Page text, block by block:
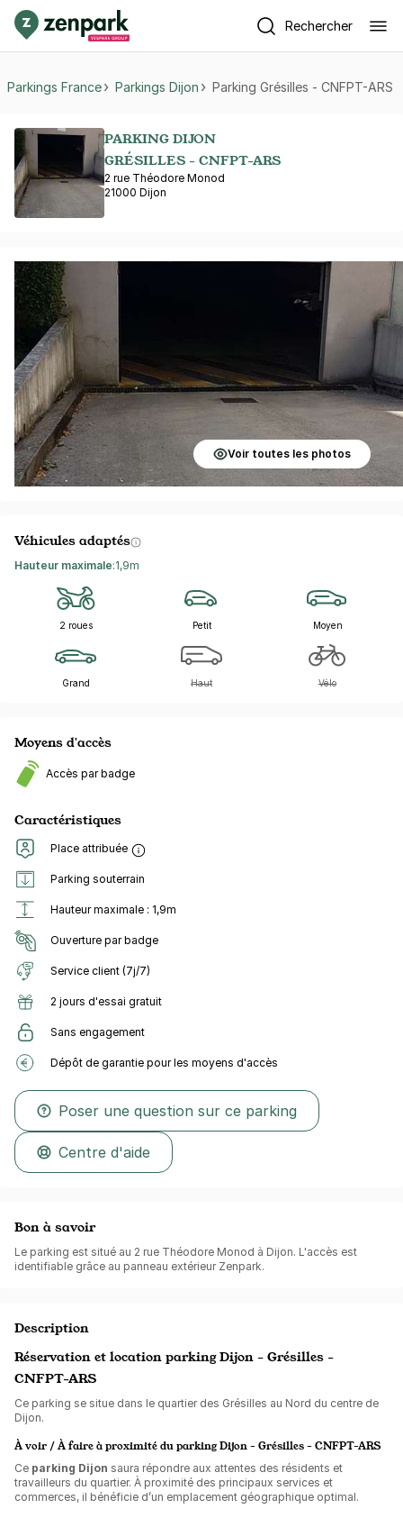
Rechercher
Parkings France Parkings Dijon Parking Grésilles - CNFPT-ARS
PARKING DIJON
GRÉSILLES - CNFPT-ARS
2 rue Théodore Monod
21000 Dijon
Voir toutes les photos
Véhicules adaptés
Hauteur maximale:1,9m
2 roues Petit Moyen
Grand Haut Vélo
Moyens d'accès
Accès par badge
Caractéristiques
Place attribuée
Parking souterrain
Hauteur maximale : 1,9m
Ouverture par badge
Service client (7j/7)
2 jours d'essai gratuit
Sans engagement
Dépôt de garantie pour les moyens d'accès
Poser une question sur ce parking
Centre d'aide
Bon à savoir
Le parking est situé au 2 rue Théodore Monod à Dijon. L'accès est
identifiable grâce au panneau extérieur Zenpark.
Description
Réservation et location parking Dijon - Grésilles -
CNFPT-ARS
Ce parking se situe dans le quartier des Grésilles au Nord du centre de
Dijon.
À voir / À faire à proximité du parking Dijon - Grésilles - CNFPT-ARS
Ce parking Dijon saura répondre aux attentes des résidents et
travailleurs du quartier. À proximité des principaux services et
commerces, il bénéficie d’un emplacement géographique optimal.